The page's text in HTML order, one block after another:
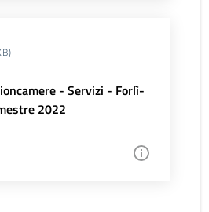
- Servizi - Forlì-
2022